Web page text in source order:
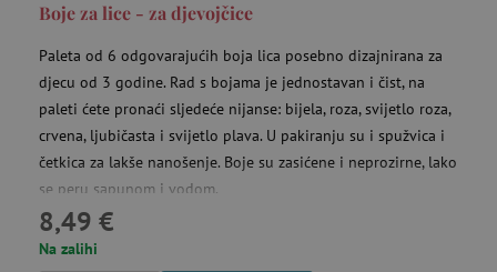
Boje za lice - za djevojčice
Paleta od 6 odgovarajućih boja lica posebno dizajnirana za
djecu od 3 godine. Rad s bojama je jednostavan i čist, na
paleti ćete pronaći sljedeće nijanse: bijela, roza, svijetlo roza,
crvena, ljubičasta i svijetlo plava. U pakiranju su i spužvica i
četkica za lakše nanošenje. Boje su zasićene i neprozirne, lako
se peru sapunom i vodom.
8,49 €
Na zalihi